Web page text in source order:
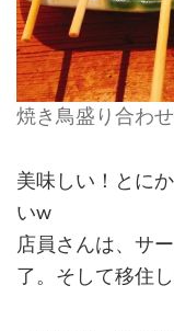
焼き鳥盛り合わ
美味しい！とに
いw
店員さんは、サ
了。そして移住